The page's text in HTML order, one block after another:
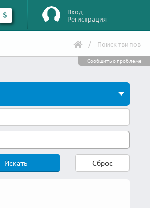
Вход
Регистрация
Поиск твипов
Сообщить о проблеме
Искать Сброс